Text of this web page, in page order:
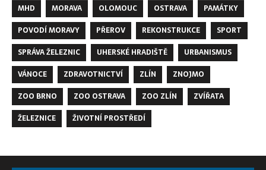
MHD
MORAVA OLOMOUC OSTRAVA
PAMÁTKY
POVODÍ MORAVY
PŘEROV REKONSTRUKCE
SPORT
SPRÁVA ŽELEZNIC
UHERSKÉ HRADIŠTĚ
URBANISMUS
VÁNOCE
ZDRAVOTNICTVÍ ZLÍN
ZNOJMO
ZOO BRNO
ZOO OSTRAVA ZOO ZLÍN
ZVÍŘATA
ŽELEZNICE
ŽIVOTNÍ PROSTŘEDÍ